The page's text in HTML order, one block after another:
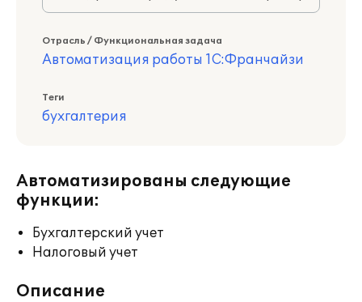
Отрасль / Функциональная задача
Автоматизация работы 1С:Франчайзи
Теги
бухгалтерия
Автоматизированы следующие
функции:
Бухгалтерский учет
Налоговый учет
Описание